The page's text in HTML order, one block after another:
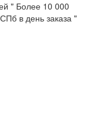
" Более 10 000
в день заказа "